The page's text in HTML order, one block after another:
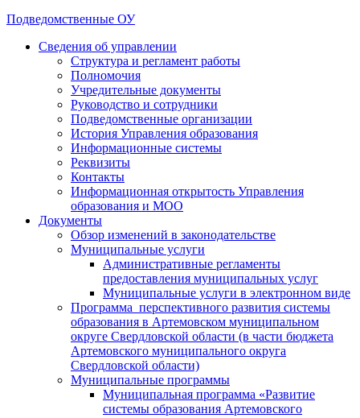
Подведомственные ОУ
Сведения об управлении
Структура и регламент работы
Полномочия
Учредительные документы
Руководство и сотрудники
Подведомственные организации
История Управления образования
Информационные системы
Реквизиты
Контакты
Информационная открытость Управления
образования и МОО
Документы
Обзор изменений в законодательстве
Муниципальные услуги
Административные регламенты
предоставления муниципальных услуг
Муниципальные услуги в электронном виде
Программа перспективного развития системы
образования в Артемовском муниципальном
округе Свердловской области (в части бюджета
Артемовского муниципального округа
Свердловской области)
Муниципальные программы
Муниципальная программа «Развитие
системы образования Артемовского